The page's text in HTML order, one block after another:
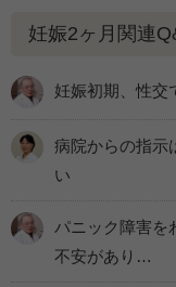
妊娠2ヶ月関連
妊娠初期、性交
病院からの指示
い
パニック障害を
不安があり…